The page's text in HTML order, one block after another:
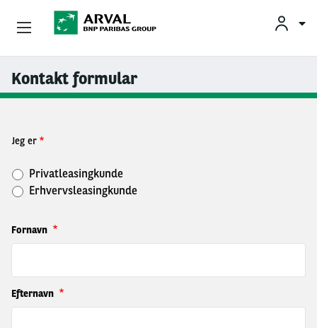
Gå til hovedindhold
Kontakt formular
Jeg er
Privatleasingkunde
Erhvervsleasingkunde
Fornavn
Efternavn
Privatleasing
Mobilitetsløsninger
Partnere